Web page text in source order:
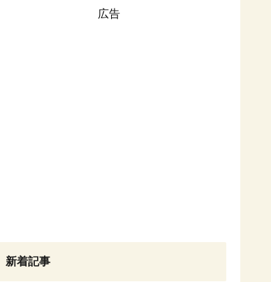
広告
新着記事